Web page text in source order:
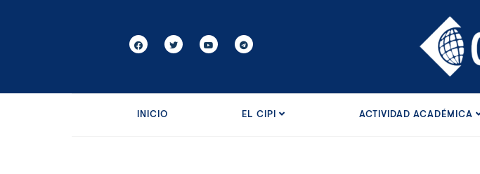
INICIO EL CIPI ACTIVIDAD ACADÉMICA